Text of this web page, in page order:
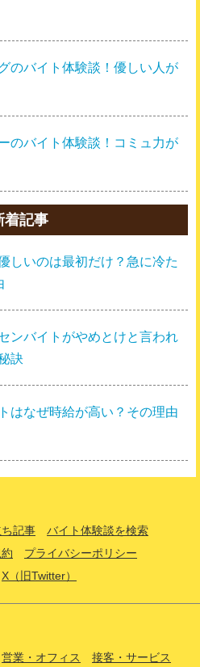
のバイト体験談！優しい人が
のバイト体験談！コミュ力が
着記事
しいのは最初だけ？急に冷た
ンバイトがやめとけと言われ
訣
はなぜ時給が高い？その理由
記事
バイト体験談を検索
プライバシーポリシー
X（旧Twitter）
営業・オフィス 接客・サービス